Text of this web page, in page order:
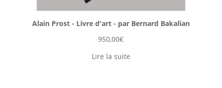
Alain Prost - Livre d'art - par Bernard Bakalian
950,00€
Lire la suite